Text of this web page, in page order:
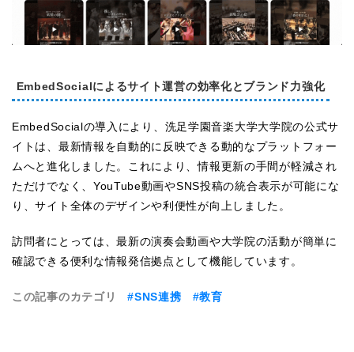
EmbedSocialによるサイト運営の効率化とブランド力強化
EmbedSocialの導入により、洗足学園音楽大学大学院の公式サ
イトは、最新情報を自動的に反映できる動的なプラットフォー
ムへと進化しました。これにより、情報更新の手間が軽減され
ただけでなく、YouTube動画やSNS投稿の統合表示が可能にな
り、サイト全体のデザインや利便性が向上しました。
訪問者にとっては、最新の演奏会動画や大学院の活動が簡単に
確認できる便利な情報発信拠点として機能しています。
この記事のカテゴリ #SNS連携 #教育